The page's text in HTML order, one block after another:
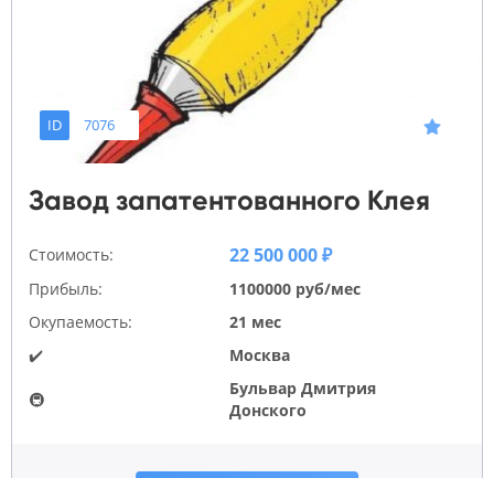
ID 7076
Завод запатентованного Клея
Стоимость: 22 500 000 ₽
Прибыль:
1100000 руб/мес
Окупаемость:
21 мес
✔️
Москва
🚇
Бульвар Дмитрия
Донского